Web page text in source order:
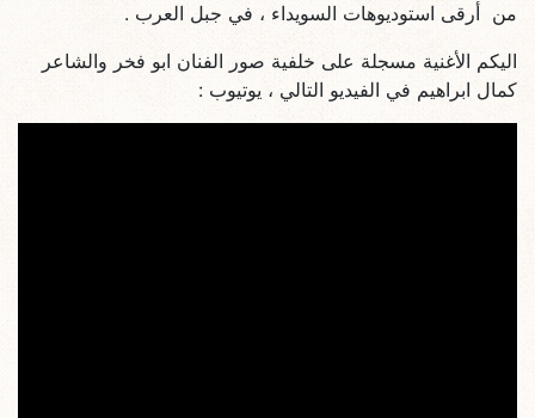
من أرقى استوديوهات السويداء ، في جبل العرب .
اليكم الأغنية مسجلة على خلفية صور الفنان ابو فخر والشاعر
كمال ابراهيم في الفيديو التالي ، يوتيوب :